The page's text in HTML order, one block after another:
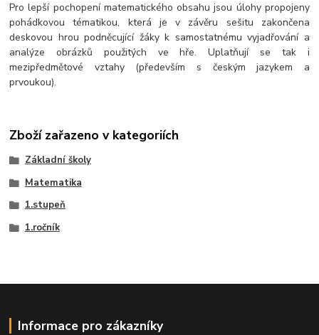
Pro lepší pochopení matematického obsahu jsou úlohy propojeny
pohádkovou tématikou, která je v závěru sešitu zakončena
deskovou hrou podněcující žáky k samostatnému vyjadřování a
analýze obrázků použitých ve hře. Uplatňují se tak i
mezipředmětové vztahy (především s českým jazykem a
prvoukou).
Zboží zařazeno v kategoriích
Základní školy
Matematika
1.stupeň
1.ročník
Informace pro zákazníky